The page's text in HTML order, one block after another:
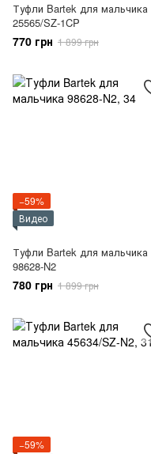
Туфли Bartek для мальчика
25565/SZ-1CP
770 грн 1 899 грн
−59%
Видео
Туфли Bartek для мальчика
98628-N2
780 грн 1 899 грн
−59%